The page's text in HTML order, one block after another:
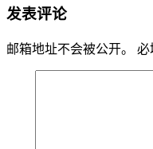
发表评论
邮箱地址不会被公开。 必